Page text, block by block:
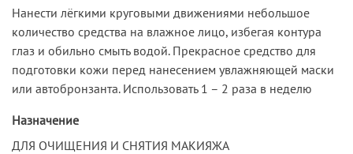
Нанести лёгкими круговыми движениями небольшое
количество средства на влажное лицо, избегая контура
глаз и обильно смыть водой. Прекрасное средство для
подготовки кожи перед нанесением увлажняющей маски
или автобронзанта. Использовать 1 – 2 раза в неделю
Назначение
ДЛЯ ОЧИЩЕНИЯ И СНЯТИЯ МАКИЯЖА